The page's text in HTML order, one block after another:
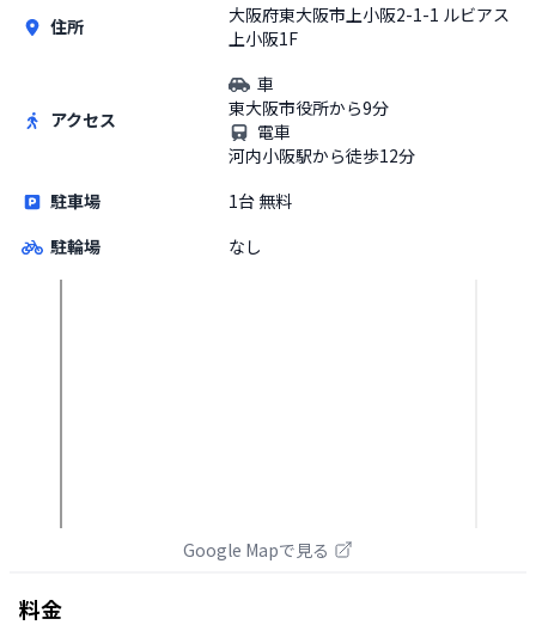
住所
大阪府東大阪市上小阪2-1-1 ルビアス
上小阪1F
アクセス
車
東大阪市役所から9分
電車
河内小阪駅から徒歩12分
駐車場
1台 無料
駐輪場
なし
Google Mapで見る
料金